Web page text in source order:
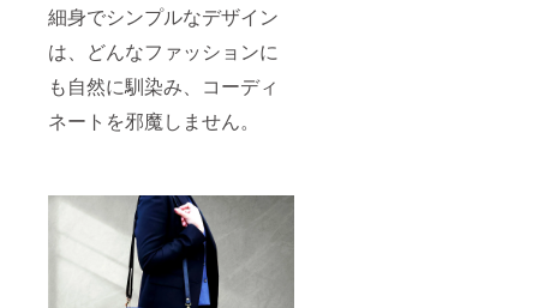
細身でシンプルなデザイン
は、どんなファッションに
も自然に馴染み、コーディ
ネートを邪魔しません。